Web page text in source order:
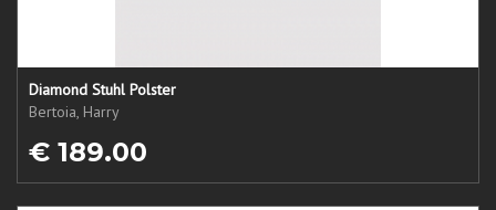
Diamond Stuhl Polster
Bertoia, Harry
€ 189.00